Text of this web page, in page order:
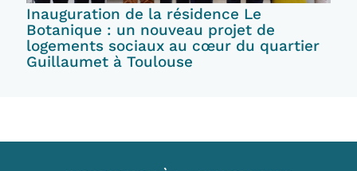
Inauguration de la résidence Le
Botanique : un nouveau projet de
logements sociaux au cœur du quartier
Guillaumet à Toulouse